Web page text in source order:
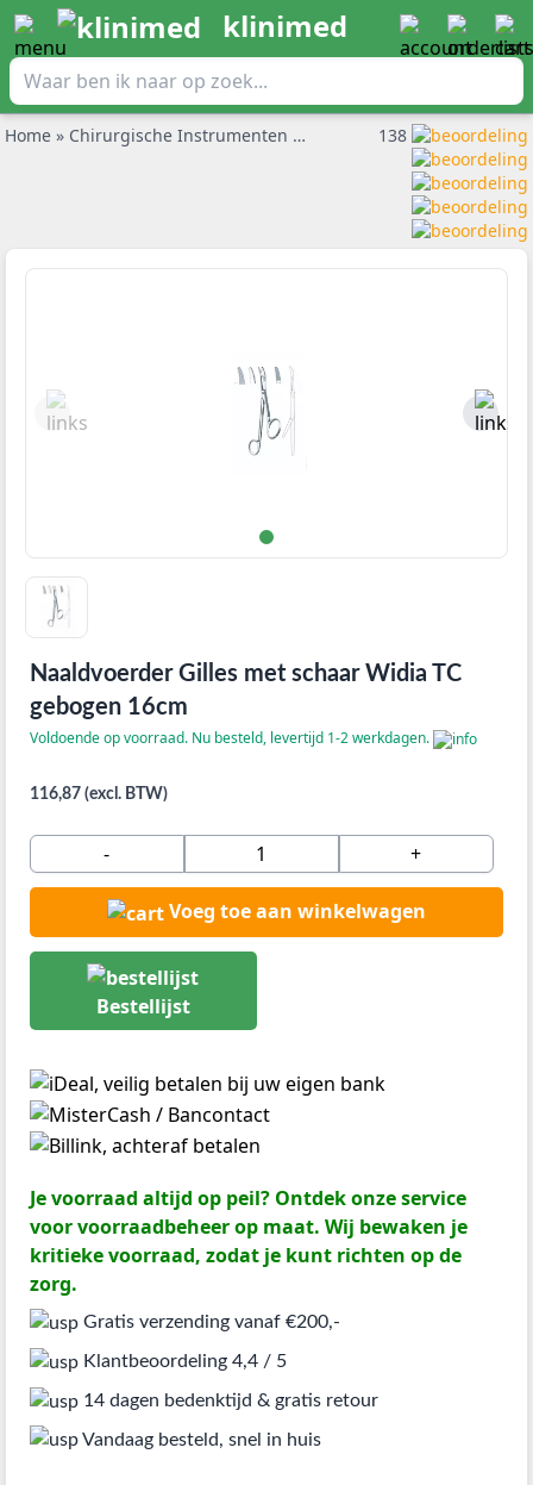
klinimed
Home » Chirurgische Instrumenten » Naaldvoerder»
138
Naaldvoerder Gilles met schaar Widia TC
gebogen 16cm
Voldoende op voorraad. Nu besteld, levertijd 1-2 werkdagen.
116,87 (excl. BTW)
- +
Voeg toe aan winkelwagen
Bestellijst
Je voorraad altijd op peil? Ontdek onze service
voor voorraadbeheer op maat. Wij bewaken je
kritieke voorraad, zodat je kunt richten op de
zorg.
Gratis verzending vanaf €200,-
Klantbeoordeling 4,4 / 5
14 dagen bedenktijd & gratis retour
Vandaag besteld, snel in huis